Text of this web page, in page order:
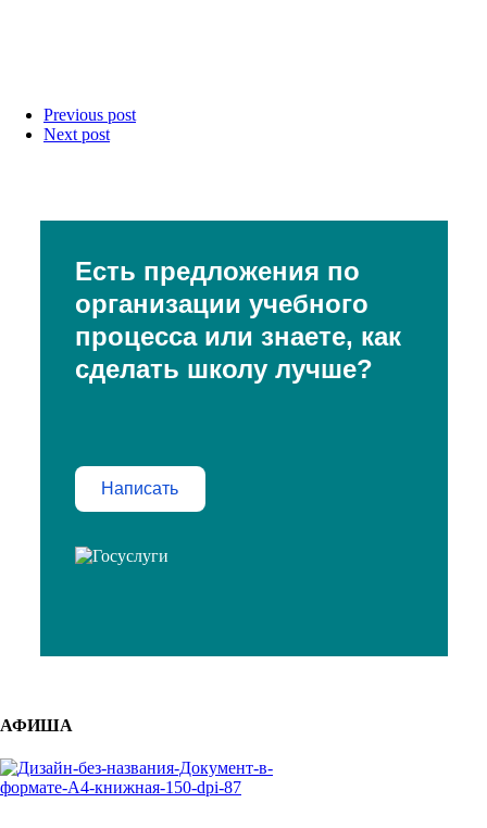
Previous post
Next post
Есть предложения по
организации учебного
процесса или знаете, как
сделать школу лучше?
Написать
АФИША